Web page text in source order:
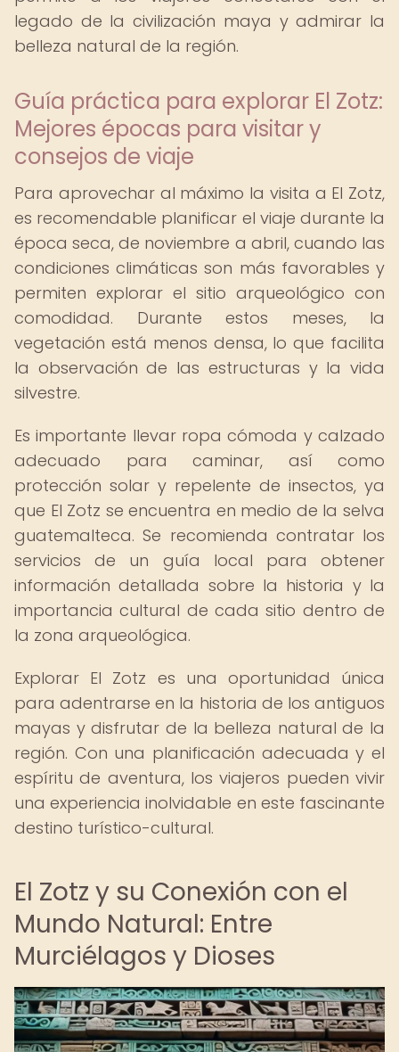
legado de la civilización maya y admirar la
belleza natural de la región.
Guía práctica para explorar El Zotz:
Mejores épocas para visitar y
consejos de viaje
Para aprovechar al máximo la visita a El Zotz,
es recomendable planificar el viaje durante la
época seca, de noviembre a abril, cuando las
condiciones climáticas son más favorables y
permiten explorar el sitio arqueológico con
comodidad. Durante estos meses, la
vegetación está menos densa, lo que facilita
la observación de las estructuras y la vida
silvestre.
Es importante llevar ropa cómoda y calzado
adecuado para caminar, así como
protección solar y repelente de insectos, ya
que El Zotz se encuentra en medio de la selva
guatemalteca. Se recomienda contratar los
servicios de un guía local para obtener
información detallada sobre la historia y la
importancia cultural de cada sitio dentro de
la zona arqueológica.
Explorar El Zotz es una oportunidad única
para adentrarse en la historia de los antiguos
mayas y disfrutar de la belleza natural de la
región. Con una planificación adecuada y el
espíritu de aventura, los viajeros pueden vivir
una experiencia inolvidable en este fascinante
destino turístico-cultural.
El Zotz y su Conexión con el
Mundo Natural: Entre
Murciélagos y Dioses